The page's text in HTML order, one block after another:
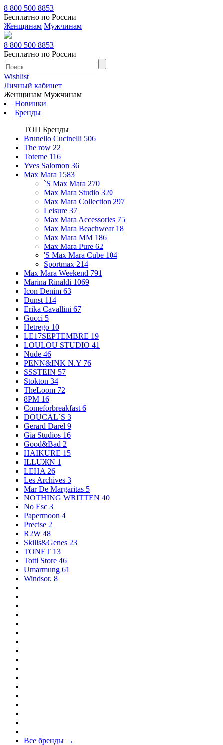
8 800 500 8853
Бесплатно по России
Женщинам Мужчинам
8 800 500 8853
Бесплатно по России
Wishlist
Личный кабинет
Женщинам Мужчинам
Новинки
Бренды
ТОП Бренды
Brunello Cucinelli 506
The row 22
Toteme 116
Yves Salomon 36
Max Mara 1583
`S Max Mara 270
Max Mara Studio 320
Max Mara Collection 297
Leisure 37
Max Mara Accessories 75
Max Mara Beachwear 18
Max Mara MM 186
Max Mara Pure 62
'S Max Mara Cube 104
Sportmax 214
Max Mara Weekend 791
Marina Rinaldi 1069
Icon Denim 63
Dunst 114
Erika Cavallini 67
Gucci 5
Hetrego 10
LE17SEPTEMBRE 19
LOULOU STUDIO 41
Nude 46
PENN&INK N.Y 76
SSSTEIN 57
Stokton 34
TheLoom 72
8PM 16
Comeforbreakfast 6
DOUCAL`S 3
Gerard Darel 9
Gia Studios 16
Good&Bad 2
HAIKURE 15
ILLUЖN 1
LEHA 26
Les Archives 3
Mar De Margaritas 5
NOTHING WRITTEN 40
No Esc 3
Papermoon 4
Precise 2
R2W 48
Skills&Genes 23
TONET 13
Totti Store 46
Umarmung 61
Windsor. 8
Все бренды →